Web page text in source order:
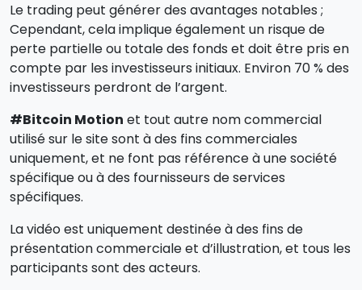
Le trading peut générer des avantages notables ;
Cependant, cela implique également un risque de
perte partielle ou totale des fonds et doit être pris en
compte par les investisseurs initiaux. Environ 70 % des
investisseurs perdront de l’argent.
#Bitcoin Motion et tout autre nom commercial
utilisé sur le site sont à des fins commerciales
uniquement, et ne font pas référence à une société
spécifique ou à des fournisseurs de services
spécifiques.
La vidéo est uniquement destinée à des fins de
présentation commerciale et d’illustration, et tous les
participants sont des acteurs.